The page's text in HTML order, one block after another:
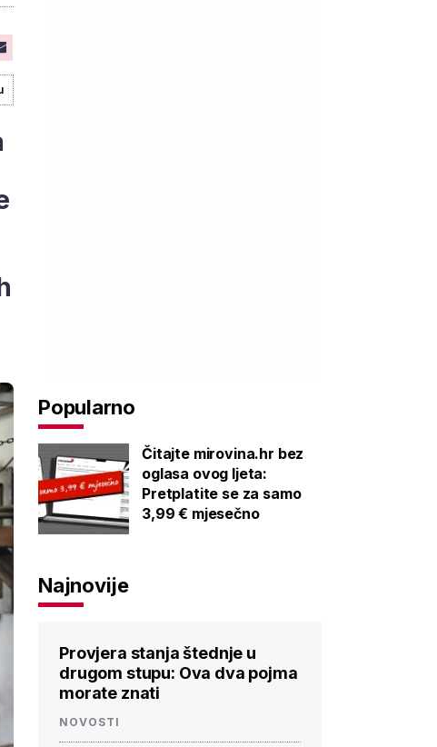
Popularno
Čitajte mirovina.hr bez
oglasa ovog ljeta:
Pretplatite se za samo
3,99 € mjesečno
Najnovije
Provjera stanja štednje u
drugom stupu: Ova dva pojma
morate znati
NOVOSTI